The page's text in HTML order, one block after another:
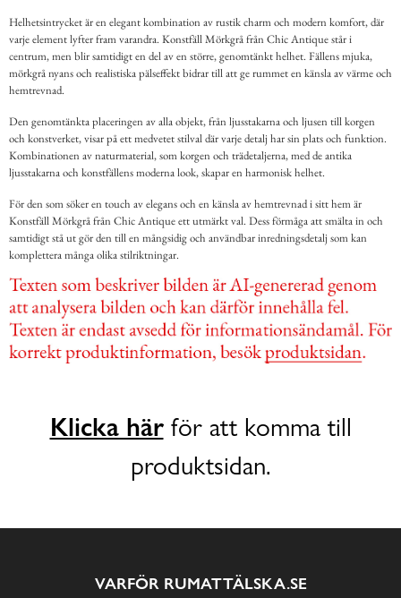
Helhetsintrycket är en elegant kombination av rustik charm och modern komfort, där
varje element lyfter fram varandra. Konstfäll Mörkgrå från Chic Antique står i
centrum, men blir samtidigt en del av en större, genomtänkt helhet. Fällens mjuka,
mörkgrå nyans och realistiska pälseffekt bidrar till att ge rummet en känsla av värme och
hemtrevnad.
Den genomtänkta placeringen av alla objekt, från ljusstakarna och ljusen till korgen
och konstverket, visar på ett medvetet stilval där varje detalj har sin plats och funktion.
Kombinationen av naturmaterial, som korgen och trädetaljerna, med de antika
ljusstakarna och konstfällens moderna look, skapar en harmonisk helhet.
För den som söker en touch av elegans och en känsla av hemtrevnad i sitt hem är
Konstfäll Mörkgrå från Chic Antique ett utmärkt val. Dess förmåga att smälta in och
samtidigt stå ut gör den till en mångsidig och användbar inredningsdetalj som kan
komplettera många olika stilriktningar.
Klicka härför att komma till
produktsidan.
VARFÖR RUMATTÄLSKA.SE